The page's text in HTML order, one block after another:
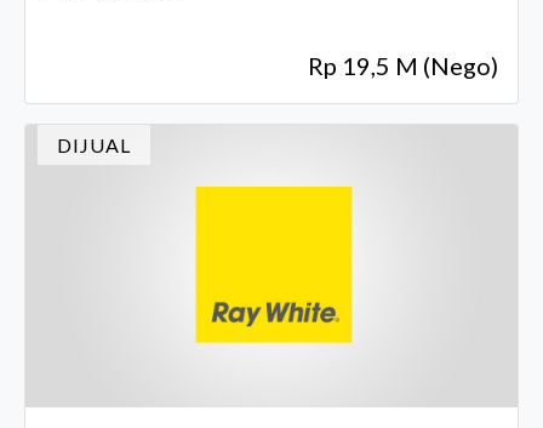
Rp 19,5 M (Nego)
DIJUAL